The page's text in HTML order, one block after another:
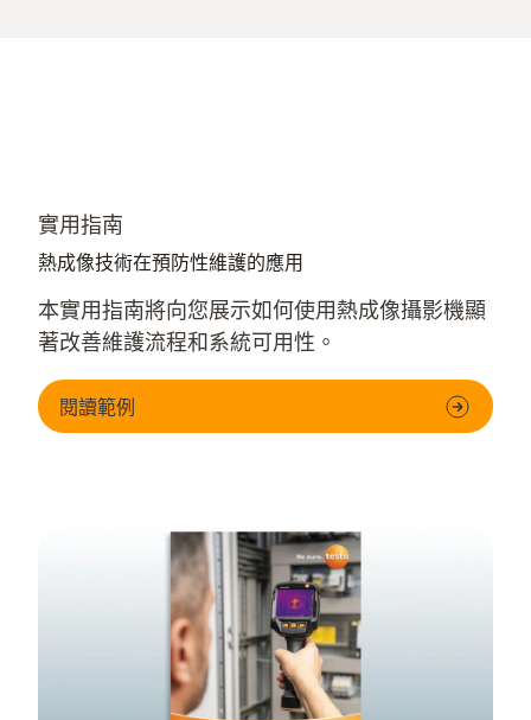
實用指南
熱成像技術在預防性維護的應用
本實用指南將向您展示如何使用熱成像攝影機顯
著改善維護流程和系統可用性。
閱讀範例